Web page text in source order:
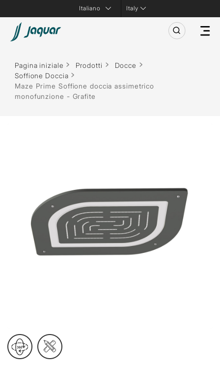
Italy
Pagina iniziale Prodotti
Docce
Soffione Doccia
Maze Prime Soffione doccia assimetrico
monofunzione - Grafite